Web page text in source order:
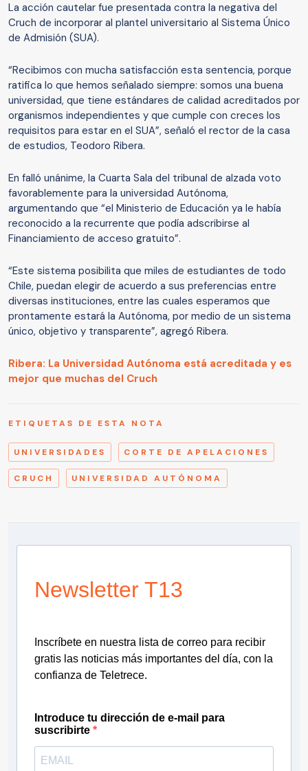
La acción cautelar fue presentada contra la negativa del
Cruch de incorporar al plantel universitario al Sistema Único
de Admisión (SUA).
“Recibimos con mucha satisfacción esta sentencia, porque
ratifica lo que hemos señalado siempre: somos una buena
universidad, que tiene estándares de calidad acreditados por
organismos independientes y que cumple con creces los
requisitos para estar en el SUA”, señaló el rector de la casa
de estudios, Teodoro Ribera.
En falló unánime, la Cuarta Sala del tribunal de alzada voto
favorablemente para la universidad Autónoma,
argumentando que “el Ministerio de Educación ya le había
reconocido a la recurrente que podía adscribirse al
Financiamiento de acceso gratuito”.
“Este sistema posibilita que miles de estudiantes de todo
Chile, puedan elegir de acuerdo a sus preferencias entre
diversas instituciones, entre las cuales esperamos que
prontamente estará la Autónoma, por medio de un sistema
único, objetivo y transparente”, agregó Ribera.
Ribera: La Universidad Autónoma está acreditada y es
mejor que muchas del Cruch
ETIQUETAS DE ESTA NOTA
UNIVERSIDADES CORTE DE APELACIONES
CRUCH UNIVERSIDAD AUTÓNOMA
Newsletter T13
Inscríbete en nuestra lista de correo para recibir
gratis las noticias más importantes del día, con la
confianza de Teletrece.
Introduce tu dirección de e-mail para
suscribirte